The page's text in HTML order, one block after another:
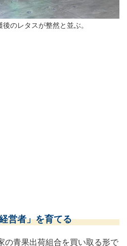
のレタスが整然と並ぶ。
営者」を育てる
の青果出荷組合を買い取る形で